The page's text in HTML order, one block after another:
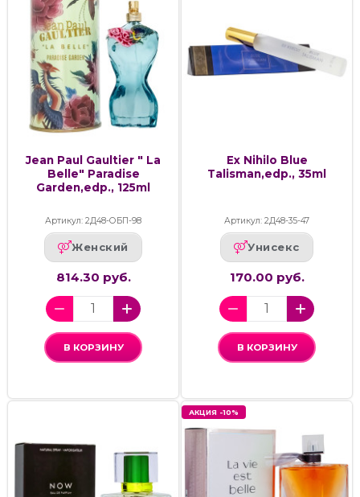
Jean Paul Gaultier " La
Belle" Paradise
Garden,edp., 125ml
Артикул: 2Д48-ОБП-98
Женский
814.30 руб.
В КОРЗИНУ
Ex Nihilo Blue
Talisman,edp., 35ml
Артикул: 2Д48-35-47
Унисекс
170.00 руб.
В КОРЗИНУ
АКЦИЯ -10%